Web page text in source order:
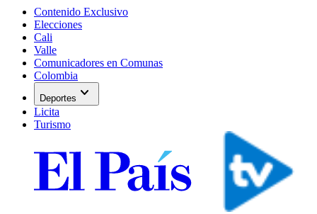
Contenido Exclusivo
Elecciones
Cali
Valle
Comunicadores en Comunas
Colombia
Deportes expand_more
Licita
Turismo